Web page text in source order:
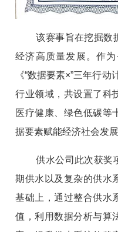
该赛事旨在挖掘数据
经济高质量发展。作
《“数据要素×”三年行
行业领域，共设置了科
医疗健康、绿色低碳等
据要素赋能经济社会发
供水公司此次获奖项
期供水以及复杂的供水
基础上，通过整合供水
值，利用数据分析与算